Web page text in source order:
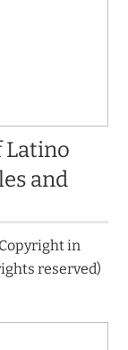
Latino
and
in
reserved)